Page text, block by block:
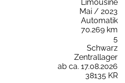
Limousine
Mai / 2023
Automatik
70.269 km
5
Schwarz
Zentrallager
ab ca. 17.08.2026
38135 KR